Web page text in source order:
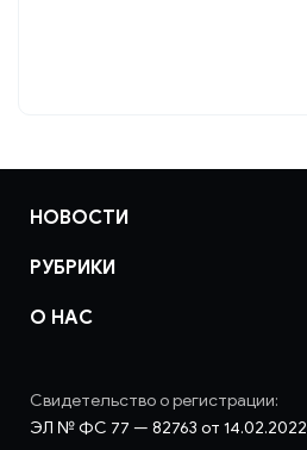
НОВОСТИ
РУБРИКИ
О НАС
Свидетельство о регистрации:
ЭЛ № ФС 77 — 82763 от 14.02.2022